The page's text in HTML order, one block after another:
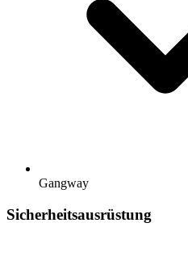
Gangway
Sicherheitsausrüstung